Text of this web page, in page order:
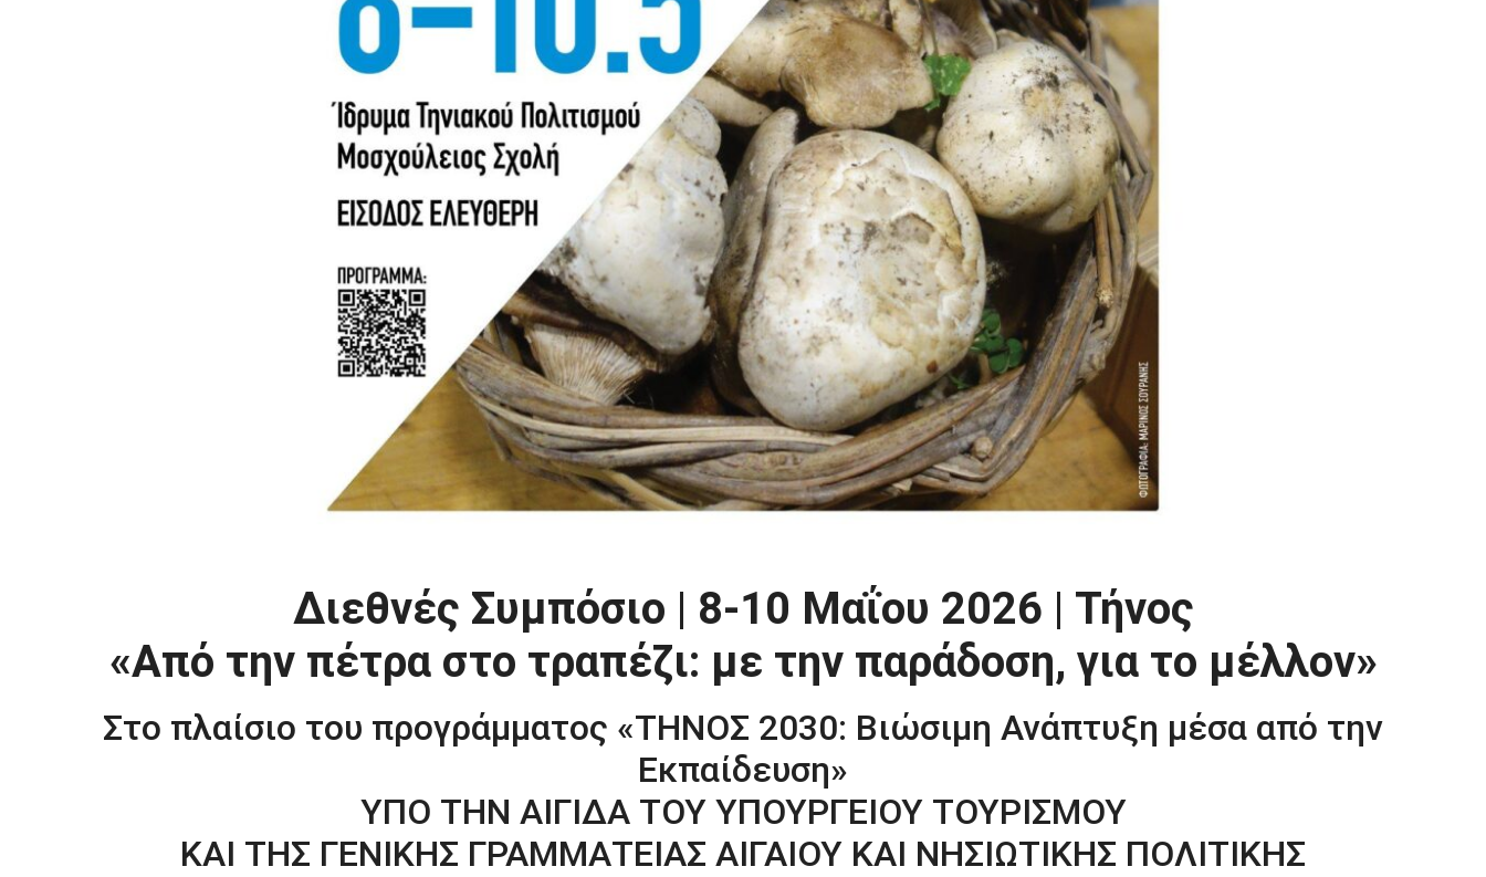
Διεθνές Συμπόσιο | 8-10 Μαΐου 2026 | Τήνος
«Από την πέτρα στο τραπέζι: με την παράδοση, για το μέλλον»
Στο πλαίσιο του προγράμματος «ΤΗΝΟΣ 2030: Βιώσιμη Ανάπτυξη μέσα από την
Εκπαίδευση»
ΥΠΟ ΤΗΝ ΑΙΓΙΔΑ ΤΟΥ ΥΠΟΥΡΓΕΙΟΥ ΤΟΥΡΙΣΜΟΥ
ΚΑΙ ΤΗΣ ΓΕΝΙΚΗΣ ΓΡΑΜΜΑΤΕΙΑΣ ΑΙΓΑΙΟΥ ΚΑΙ ΝΗΣΙΩΤΙΚΗΣ ΠΟΛΙΤΙΚΗΣ